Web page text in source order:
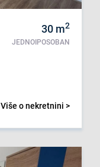
30 m2
JEDNOIPOSOBAN
Više o nekretnini >